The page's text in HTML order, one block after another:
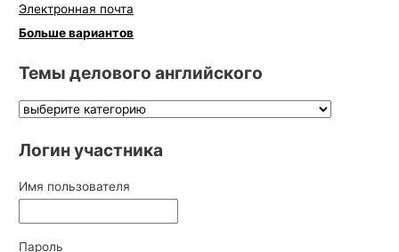
Электронная почта
Больше вариантов
Темы делового английского
Логин участника
Имя пользователя
Пароль